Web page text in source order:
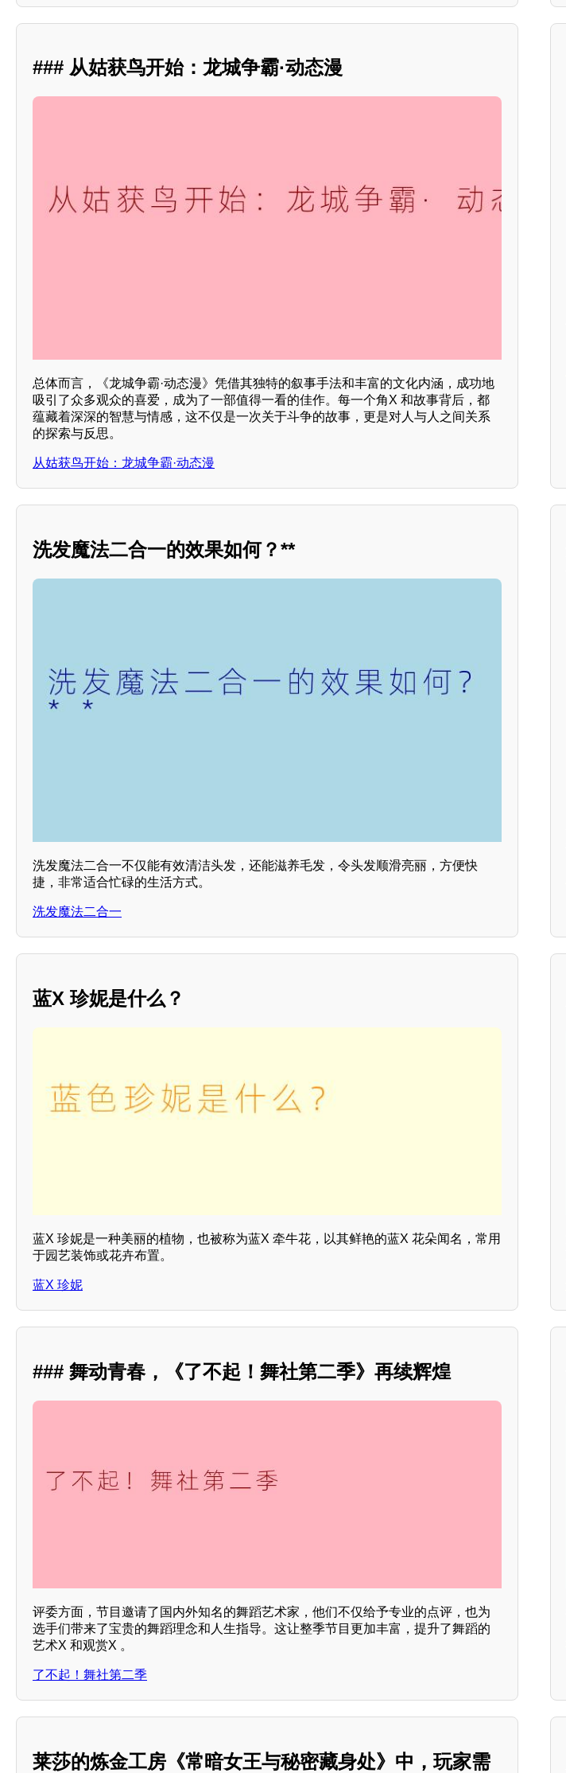
### 从姑获鸟开始：龙城争霸·动态漫
总体而言，《龙城争霸·动态漫》凭借其独特的叙事手法和丰富的文化内涵，成功地
吸引了众多观众的喜爱，成为了一部值得一看的佳作。每一个角X 和故事背后，都
蕴藏着深深的智慧与情感，这不仅是一次关于斗争的故事，更是对人与人之间关系
的探索与反思。
从姑获鸟开始：龙城争霸·动态漫
洗发魔法二合一的效果如何？**
洗发魔法二合一不仅能有效清洁头发，还能滋养毛发，令头发顺滑亮丽，方便快
捷，非常适合忙碌的生活方式。
洗发魔法二合一
蓝X 珍妮是什么？
蓝X 珍妮是一种美丽的植物，也被称为蓝X 牵牛花，以其鲜艳的蓝X 花朵闻名，常用
于园艺装饰或花卉布置。
蓝X 珍妮
### 舞动青春，《了不起！舞社第二季》再续辉煌
评委方面，节目邀请了国内外知名的舞蹈艺术家，他们不仅给予专业的点评，也为
选手们带来了宝贵的舞蹈理念和人生指导。这让整季节目更加丰富，提升了舞蹈的
艺术X 和观赏X 。
了不起！舞社第二季
莱莎的炼金工房《常暗女王与秘密藏身处》中，玩家需